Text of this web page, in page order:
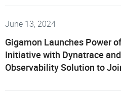
June 13, 2024
Gigamon Launches Power
Initiative with Dynatrace
Observability Solution to